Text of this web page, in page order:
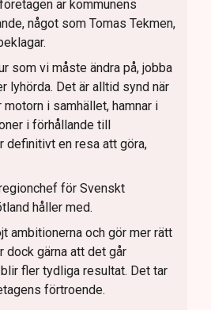
är kommunens
något som Tomas Tekmen,
som vi måste ändra på, jobba
lyhörda. Det är alltid synd när
i samhället, hamnar i
i förhållande till
definitivt en resa att göra,
för Svenskt
håller med.
ambitionerna och gör mer rätt
dock gärna att det går
fler tydliga resultat. Det tar
förtroende.